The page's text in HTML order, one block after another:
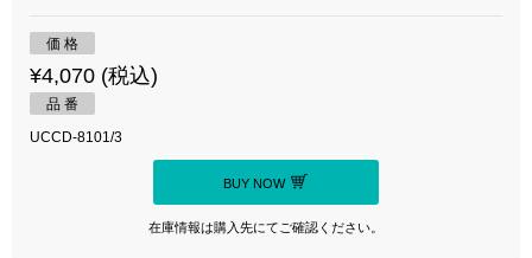
価 格
¥4,070 (税込)
品 番
UCCD-8101/3
BUY NOW
在庫情報は購入先にてご確認ください。